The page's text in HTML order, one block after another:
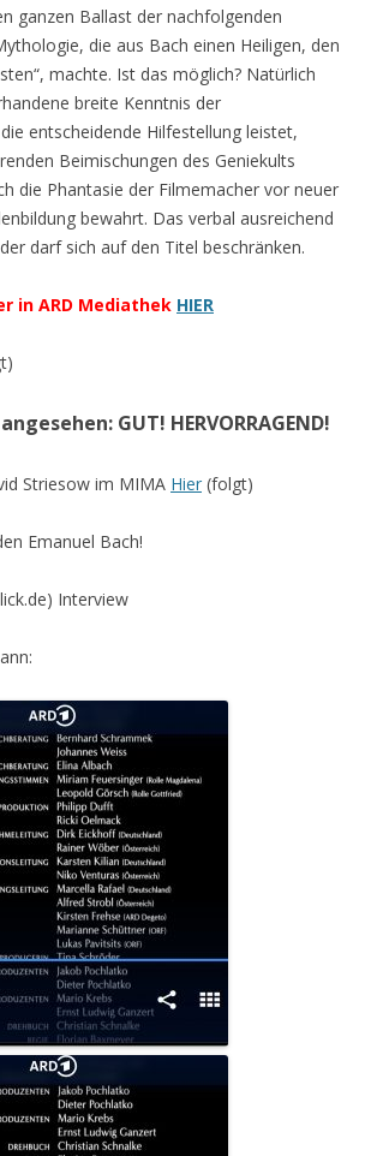
ganzen Ballast der nachfolgenden
die aus Bach einen Heiligen, den
machte. Ist das möglich? Natürlich
breite Kenntnis der
entscheidende Hilfestellung leistet,
Beimischungen des Geniekults
die Phantasie der Filmemacher vor neuer
bewahrt. Das verbal ausreichend
darf sich auf den Titel beschränken.
in ARD Mediathek HIER
GUT! HERVORRAGEND!
Striesow im MIMA Hier (folgt)
Emanuel Bach!
Interview